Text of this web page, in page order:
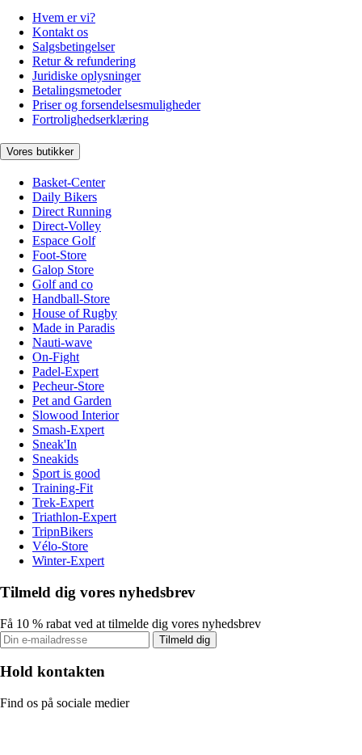
Hvem er vi?
Kontakt os
Salgsbetingelser
Retur & refundering
Juridiske oplysninger
Betalingsmetoder
Priser og forsendelsesmuligheder
Fortrolighedserklæring
Vores butikker
Basket-Center
Daily Bikers
Direct Running
Direct-Volley
Espace Golf
Foot-Store
Galop Store
Golf and co
Handball-Store
House of Rugby
Made in Paradis
Nauti-wave
On-Fight
Padel-Expert
Pecheur-Store
Pet and Garden
Slowood Interior
Smash-Expert
Sneak'In
Sneakids
Sport is good
Training-Fit
Trek-Expert
Triathlon-Expert
TripnBikers
Vélo-Store
Winter-Expert
Tilmeld dig vores nyhedsbrev
Få 10 % rabat ved at tilmelde dig vores nyhedsbrev
Tilmeld dig
Hold kontakten
Find os på sociale medier